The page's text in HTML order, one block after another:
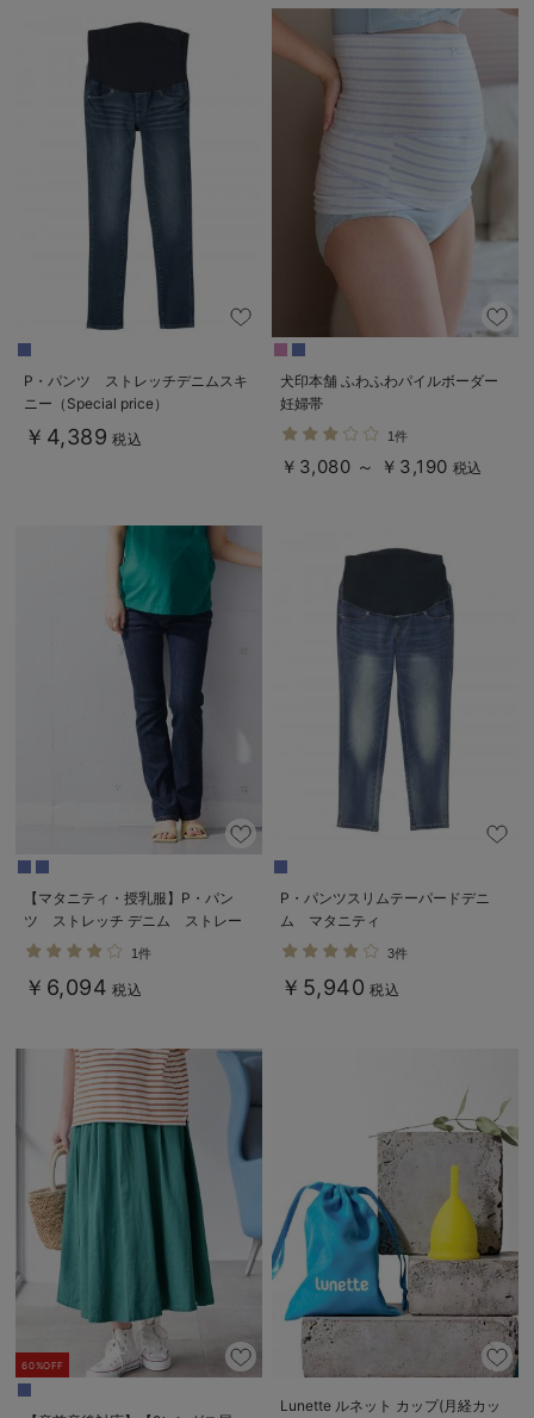
P・パンツ ストレッチデニムスキ
ニー（Special price）
￥4,389 税込
犬印本舗 ふわふわパイルボーダー
妊婦帯
1件
￥3,080 ～ ￥3,190 税込
【マタニティ・授乳服】P・パン
ツ ストレッチ デニム ストレー
トセミフレア【ブーツカット】マタ
ニティパンツデニム
1件
￥6,094 税込
P・パンツスリムテーパードデニ
ム マタニティ
3件
￥5,940 税込
60%OFF
Lunette ルネット カップ(月経カッ